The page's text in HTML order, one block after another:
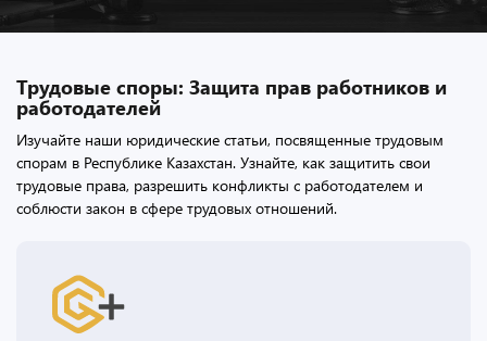
Трудовые споры: Защита прав работников и
работодателей
Изучайте наши юридические статьи, посвященные трудовым
спорам в Республике Казахстан. Узнайте, как защитить свои
трудовые права, разрешить конфликты с работодателем и
соблюсти закон в сфере трудовых отношений.